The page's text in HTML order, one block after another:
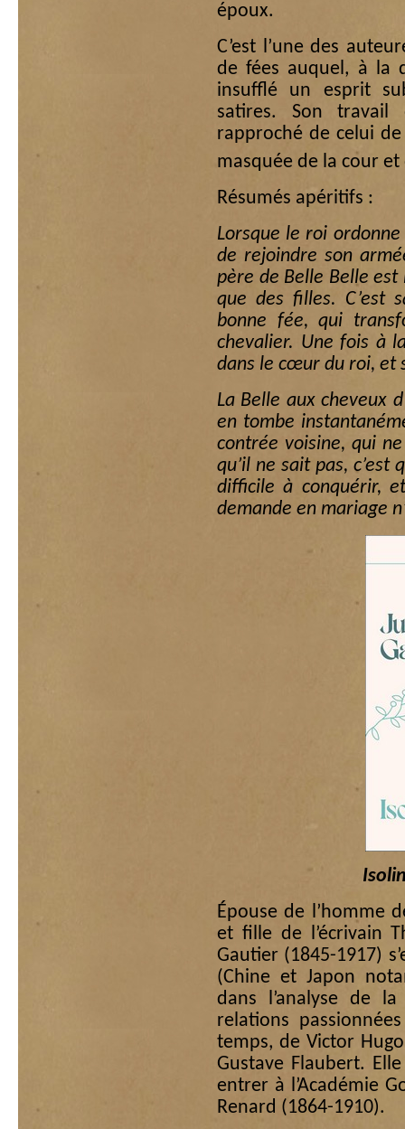
époux.
C’est l’une des
de fées auquel, à la
insufflé un esprit
satires. Son
rapproché de celui
masquée de la cour
Résumés apéritifs :
Lorsque le roi
de rejoindre son
père de Belle Belle est
que des filles. C’est
bonne fée, qui
chevalier. Une fois à
dans le cœur du roi, et
La Belle aux cheveux
en tombe
contrée voisine, qui ne
qu’il ne sait pas,
difficile à conquérir,
demande en mariage
Épouse de l’homme
et fille de l’écrivain
Gautier (1845-1917)
(Chine et Japon
dans l’analyse de
relations
temps, de Victor
Gustave Flaubert.
entrer à l’Académie
Renard (1864-1910).